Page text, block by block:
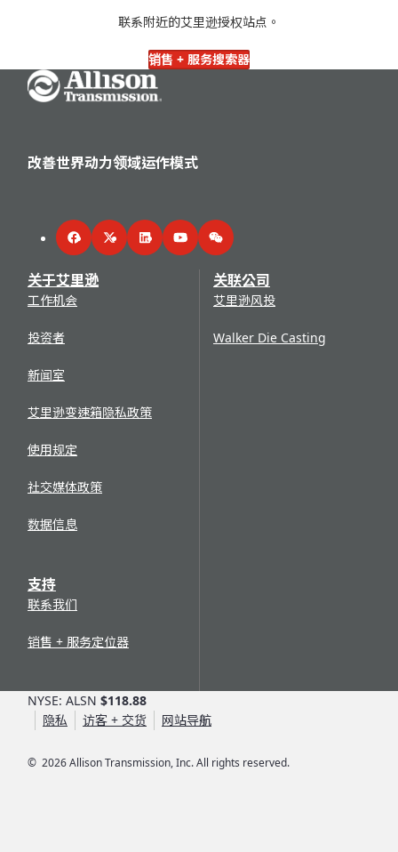
联系附近的艾里逊授权站点。
销售 + 服务搜索器
Go Home
改善世界动力领域运作模式
FacebookTwitterLinkedInYouTubeWeChat
关于艾里逊
工作机会
投资者
新闻室
艾里逊变速箱隐私政策
使用规定
社交媒体政策
数据信息
支持
联系我们
销售 + 服务定位器
关联公司
艾里逊风投
Walker Die Casting
© 2026Allison Transmission, Inc. All rights reserved.
NYSE: ALSN $118.88
隐私
访客 + 交货 网站导航